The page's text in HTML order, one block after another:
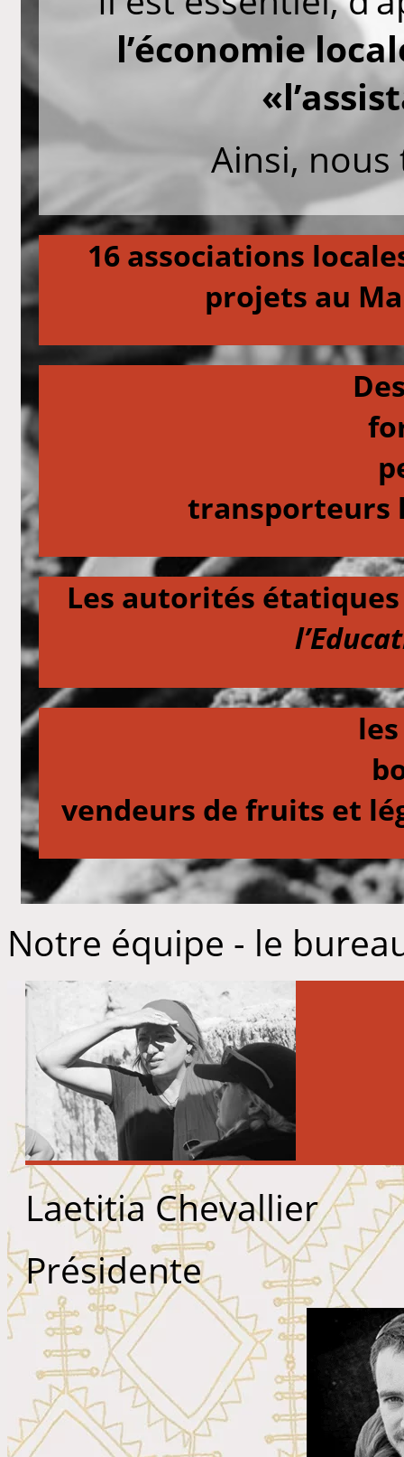
l’économie
Ainsi, nous
16 associations
projets au
transporteurs
Les autorités
vendeurs de fruits et
Notre équipe - le
Laetitia Chevallier
Présidente